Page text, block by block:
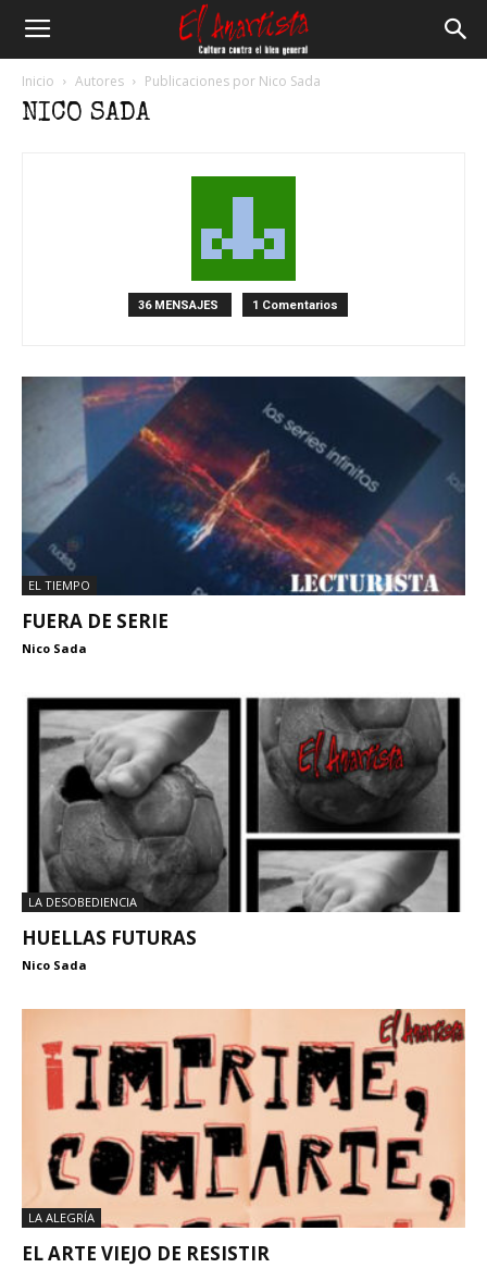
Inicio Autores Publicaciones por Nico Sada
NICO SADA
36 MENSAJES 1 Comentarios
EL TIEMPO
FUERA DE SERIE
Nico Sada
LA DESOBEDIENCIA
HUELLAS FUTURAS
Nico Sada
LA ALEGRÍA
EL ARTE VIEJO DE RESISTIR